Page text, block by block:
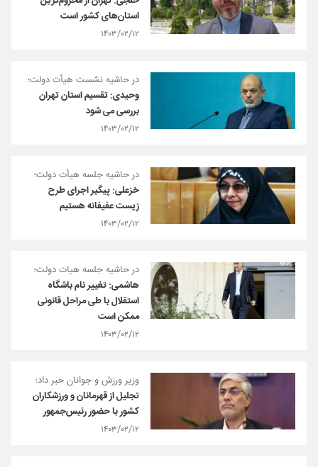
استان‌های کشور است
۱۴۰۳/۰۲/۱۲
در حاشیه نشست هیأت دولت؛
وحیدی: تقسیم استان تهران
بررسی می شود
۱۴۰۳/۰۲/۱۲
در حاشیه جلسه هیأت دولت؛
خزعلی: پیگیر اجرای طرح
زیست عفیفانه هستیم
۱۴۰۳/۰۲/۱۲
در حاشیه جلسه هیات دولت؛
هاشمی: تغییر نام باشگاه
استقلال با طی مراحل قانونی
ممکن است
۱۴۰۳/۰۲/۱۲
وزیر ورزش و جوانان خبر داد؛
تجلیل از قهرمانان و ورزشکاران
کشور با حضور رئیس‌جمهور
۱۴۰۳/۰۲/۱۲